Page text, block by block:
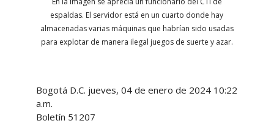
espaldas. El servidor está en un cuarto donde hay
almacenadas varias máquinas que habrían sido usadas
para explotar de manera ilegal juegos de suerte y azar.
Bogotá D.C. jueves, 04 de enero de 2024 10:22
a.m.
Boletín 51207